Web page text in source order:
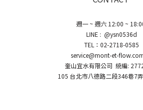
週一 ~ 週六 12:00 ~
LINE : @ysn0536d
TEL：02-2718-0585
service@mont-et-
奎山宜水有限公司 統編:
105 台北市八德路二段346巷7